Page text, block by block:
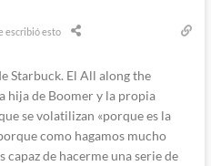
escribió esto
Starbuck. El All along the
hija de Boomer y la propia
se volatilizan «porque es la
como hagamos mucho
capaz de hacerme una serie de